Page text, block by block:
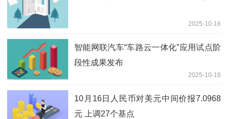
2025-10-16
智能网联汽车“车路云一体化”应用试点阶
段性成果发布
2025-10-16
10月16日人民币对美元中间价报7.0968
元 上调27个基点